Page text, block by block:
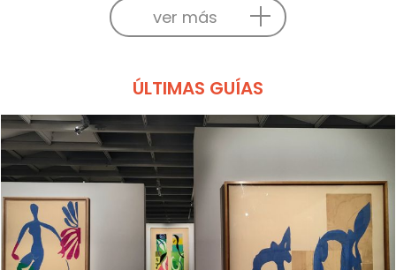
ver más
ÚLTIMAS GUÍAS